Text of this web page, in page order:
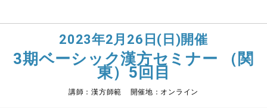
2023年2月26日(日)開催
3期ベーシック漢方セミナー （関
東）5回目
講師：漢方師範 開催地：オンライン